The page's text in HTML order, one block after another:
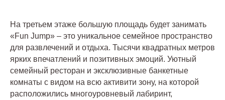
На третьем этаже большую площадь будет занимать
«Fun Jump» – это уникальное семейное пространство
для развлечений и отдыха. Тысячи квадратных метров
ярких впечатлений и позитивных эмоций. Уютный
семейный ресторан и эксклюзивные банкетные
комнаты с видом на всю активити зону, на которой
расположились многоуровневый лабиринт,